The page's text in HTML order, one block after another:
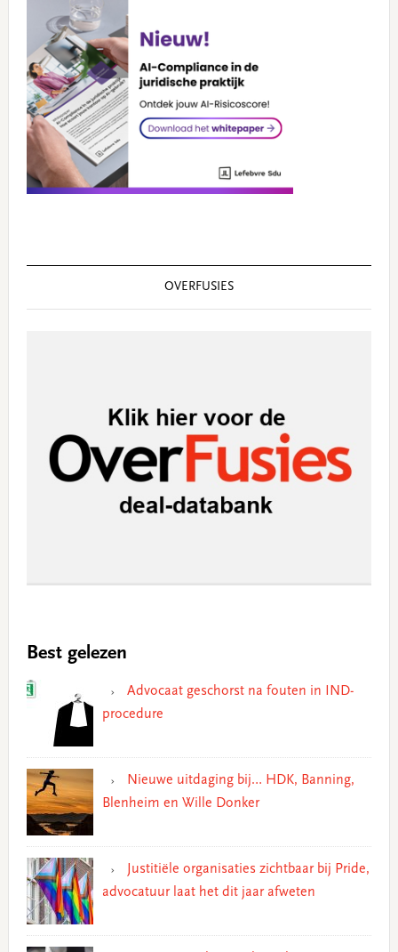
OVERFUSIES
Best gelezen
Advocaat geschorst na fouten in IND-
procedure
Nieuwe uitdaging bij… HDK, Banning,
Blenheim en Wille Donker
Justitiële organisaties zichtbaar bij Pride,
advocatuur laat het dit jaar afweten